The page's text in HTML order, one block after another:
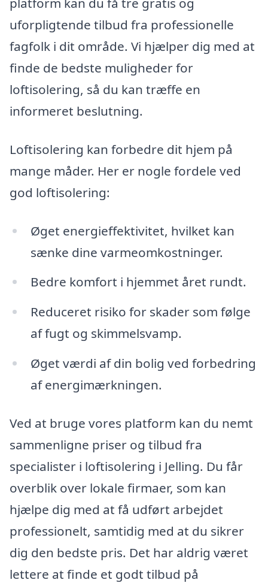
uforpligtende tilbud fra professionelle
fagfolk i dit område. Vi hjælper dig med at
finde de bedste muligheder for
loftisolering, så du kan træffe en
informeret beslutning.
Loftisolering kan forbedre dit hjem på
mange måder. Her er nogle fordele ved
god loftisolering:
Øget energieffektivitet, hvilket kan
sænke dine varmeomkostninger.
Bedre komfort i hjemmet året rundt.
Reduceret risiko for skader som følge
af fugt og skimmelsvamp.
Øget værdi af din bolig ved forbedring
af energimærkningen.
Ved at bruge vores platform kan du nemt
sammenligne priser og tilbud fra
specialister i loftisolering i Jelling. Du får
overblik over lokale firmaer, som kan
hjælpe dig med at få udført arbejdet
professionelt, samtidig med at du sikrer
dig den bedste pris. Det har aldrig været
lettere at finde et godt tilbud på